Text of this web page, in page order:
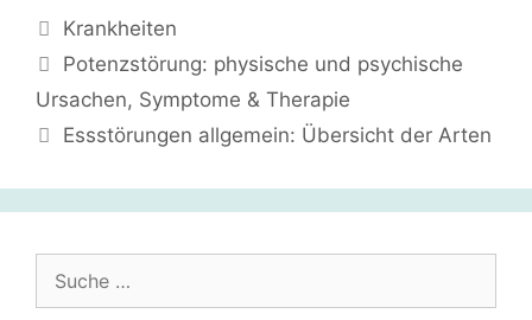
Kategorien
Krankheiten
Potenzstörung: physische und psychische
Ursachen, Symptome & Therapie
Essstörungen allgemein: Übersicht der Arten
nach: